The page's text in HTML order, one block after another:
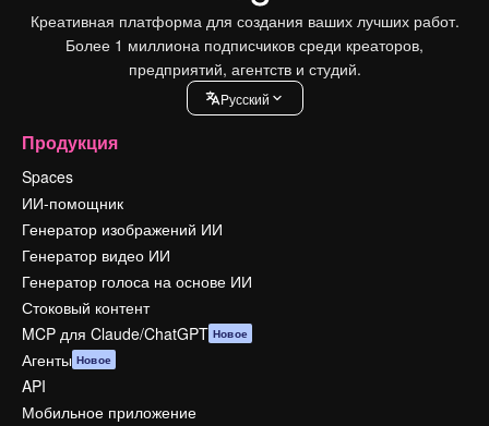
Креативная платформа для создания ваших лучших работ.
Более 1 миллиона подписчиков среди креаторов,
предприятий, агентств и студий.
Pусский
Продукция
Spaces
ИИ-помощник
Генератор изображений ИИ
Генератор видео ИИ
Генератор голоса на основе ИИ
Стоковый контент
MCP для Claude/ChatGPT Новое
Агенты Новое
API
Мобильное приложение